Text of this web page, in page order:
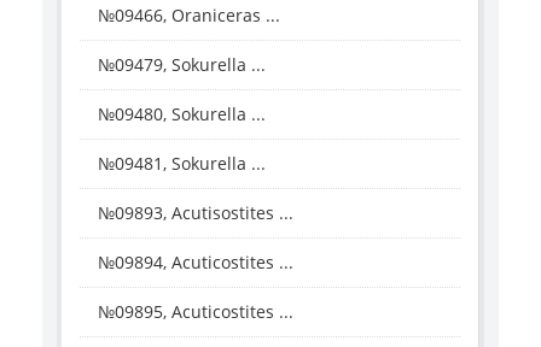
№09466, Oraniceras ...
№09479, Sokurella ...
№09480, Sokurella ...
№09481, Sokurella ...
№09893, Acutisostites ...
№09894, Acuticostites ...
№09895, Acuticostites ...